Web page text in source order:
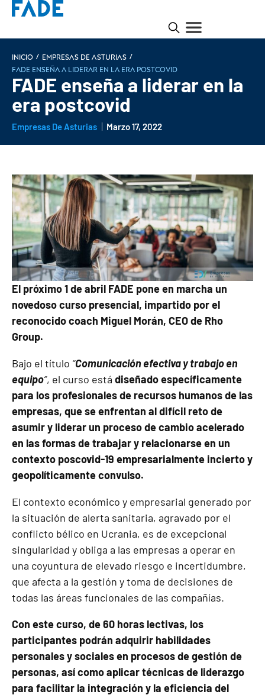
INICIO / Empresas de Asturias /
FADE enseña a liderar en la era postcovid
FADE enseña a liderar en la
era postcovid
Empresas De Asturias Marzo 17, 2022
El próximo 1 de abril FADE pone en marcha un
novedoso curso presencial, impartido por el
reconocido coach Miguel Morán, CEO de Rho
Group.
Bajo el título “Comunicación efectiva y trabajo en
equipo”, el curso está diseñado específicamente
para los profesionales de recursos humanos de las
empresas, que se enfrentan al difícil reto de
asumir y liderar un proceso de cambio acelerado
en las formas de trabajar y relacionarse en un
contexto poscovid-19 empresarialmente incierto y
geopolíticamente convulso.
El contexto económico y empresarial generado por
la situación de alerta sanitaria, agravado por el
conflicto bélico en Ucrania, es de excepcional
singularidad y obliga a las empresas a operar en
una coyuntura de elevado riesgo e incertidumbre,
que afecta a la gestión y toma de decisiones de
todas las áreas funcionales de las compañías.
Con este curso, de 60 horas lectivas, los
participantes podrán adquirir habilidades
personales y sociales en procesos de gestión de
personas, así como aplicar técnicas de liderazgo
para facilitar la integración y la eficiencia del